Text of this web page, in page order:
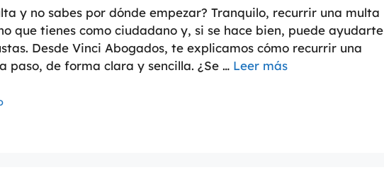
y no sabes por dónde empezar? Tranquilo, recurrir una multa
que tienes como ciudadano y, si se hace bien, puede ayudarte
Desde Vinci Abogados, te explicamos cómo recurrir una
paso, de forma clara y sencilla. ¿Se … Leer más